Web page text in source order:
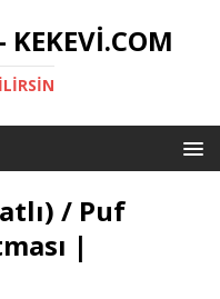
/ Puf
|